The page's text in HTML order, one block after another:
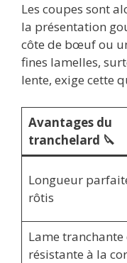
Les coupes sont
la présentation
côte de bœuf ou
fines lamelles,
lente, exige cette
Avantages du
tranchelard 🔪
Longueur
rôtis
Lame tranchante
résistante à la